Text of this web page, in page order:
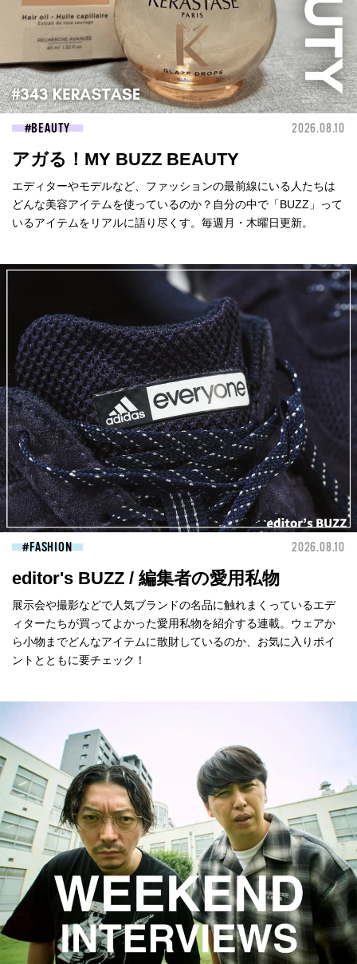
BEAUTY 2026.08.10
アガる！MY BUZZ BEAUTY
エディターやモデルなど、ファッションの最前線にいる人たちは
どんな美容アイテムを使っているのか？自分の中で「BUZZ」って
いるアイテムをリアルに語り尽くす。毎週月・木曜日更新。
FASHION 2026.08.10
editor's BUZZ / 編集者の愛用私物
展示会や撮影などで人気ブランドの名品に触れまくっているエデ
ィターたちが買ってよかった愛用私物を紹介する連載。ウェアか
ら小物までどんなアイテムに散財しているのか、お気に入りポイ
ントとともに要チェック！